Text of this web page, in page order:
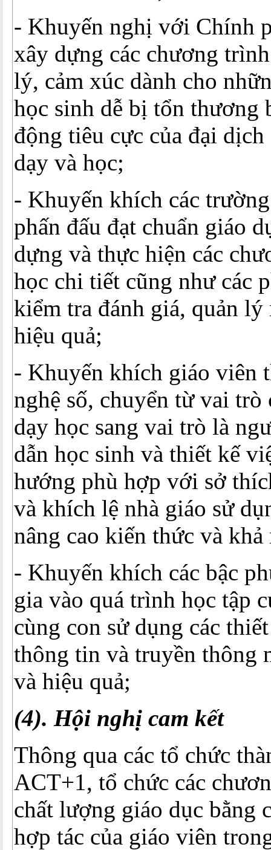
- Khuyến nghị với Chính
xây dựng các chương
lý, cảm xúc dành cho
học sinh dễ bị tổn thương
động tiêu cực của đại
dạy và học;
- Khuyến khích các
phấn đấu đạt chuẩn giáo
dựng và thực hiện các
học chi tiết cũng như các
kiểm tra đánh giá, quản
hiệu quả;
- Khuyến khích giáo viên
nghệ số, chuyển từ vai
dạy học sang vai trò là
dẫn học sinh và thiết kế
hướng phù hợp với sở
và khích lệ nhà giáo sử
nâng cao kiến thức và khả
- Khuyến khích các bậc
gia vào quá trình học tập
cùng con sử dụng các
thông tin và truyền thông
và hiệu quả;
(4). Hội nghị cam kết
Thông qua các tổ chức
ACT+1, tổ chức các
chất lượng giáo dục bằng
hợp tác của giáo viên